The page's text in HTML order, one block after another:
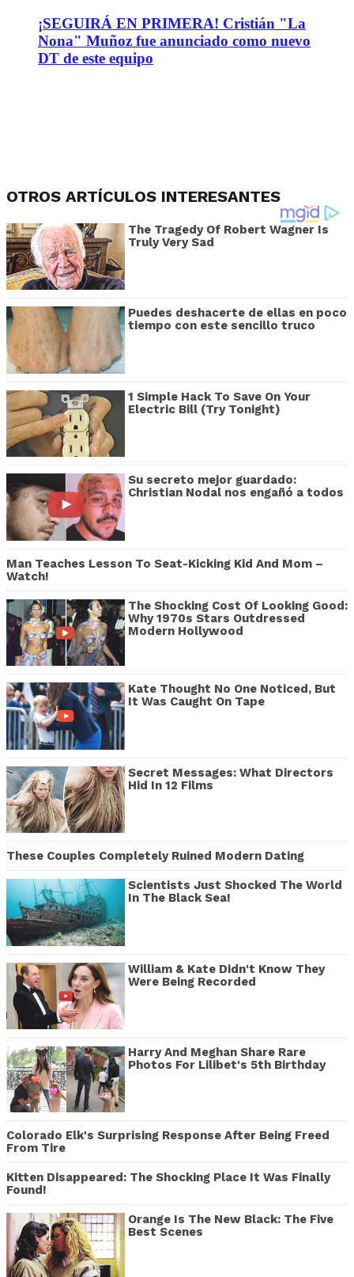
¡SEGUIRÁ EN PRIMERA! Cristián "La
Nona" Muñoz fue anunciado como nuevo
DT de este equipo
OTROS ARTÍCULOS INTERESANTES
The Tragedy Of Robert Wagner Is
Truly Very Sad
Puedes deshacerte de ellas en poco
tiempo con este sencillo truco
1 Simple Hack To Save On Your
Electric Bill (Try Tonight)
Su secreto mejor guardado:
Christian Nodal nos engañó a todos
Man Teaches Lesson To Seat-Kicking Kid And Mom –
Watch!
The Shocking Cost Of Looking Good:
Why 1970s Stars Outdressed
Modern Hollywood
Kate Thought No One Noticed, But
It Was Caught On Tape
Secret Messages: What Directors
Hid In 12 Films
These Couples Completely Ruined Modern Dating
Scientists Just Shocked The World
In The Black Sea!
William & Kate Didn't Know They
Were Being Recorded
Harry And Meghan Share Rare
Photos For Lilibet's 5th Birthday
Colorado Elk's Surprising Response After Being Freed
From Tire
Kitten Disappeared: The Shocking Place It Was Finally
Found!
Orange Is The New Black: The Five
Best Scenes